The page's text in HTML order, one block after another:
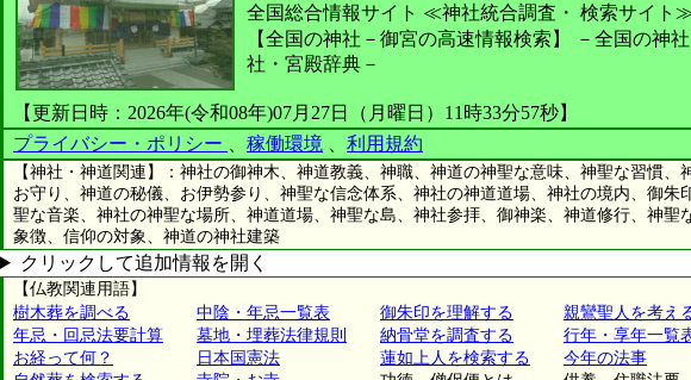
全国総合情報サイト ≪神社統合調査・ 検索サイト
【全国の神社－御宮の高速情報検索】
－全国の神
社・宮殿辞典－
【更新日時：2026年(令和08年)07月27日（月曜日）11時33分57秒】
プライバシー・ポリシー
稼働環境 利用規約
【神社・神道関連】：神社の御神木、神道教義、神職、神道の神聖な意味、神聖な習慣、
お守り、神道の秘儀、お伊勢参り、神聖な信念体系、神社の神道道場、神社の境内、御朱
聖な音楽、神社の神聖な場所、神道道場、神聖な島、神社参拝、御神楽、神道修行、神聖
象徴、信仰の対象、神道の神社建築
クリックして追加情報を開く
【仏教関連用語】
樹木葬を調べる
中陰・年忌一覧表 御朱印を理解する 親鸞聖人を考え
年忌・回忌法要計算
墓地・埋葬法律規則 納骨堂を調査する 行年・享年一覧
お経って何？
日本国憲法 蓮如上人を検索する 今年の法事